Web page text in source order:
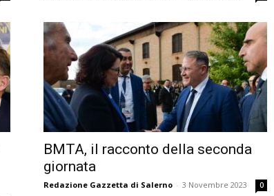
BMTA, il racconto della seconda
giornata
Redazione Gazzetta di Salerno - 3 Novembre 2023 0